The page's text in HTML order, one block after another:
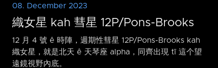
08. December 2023
織女星 kah 彗星 12P/Pons-Brooks
12 月 4 號 ê 時陣，週期性彗星 12P/Pons-Brooks kah
織女星，就是北天 ê 天琴座 alpha，同齊出現 tī 這个望
遠鏡視野內底。